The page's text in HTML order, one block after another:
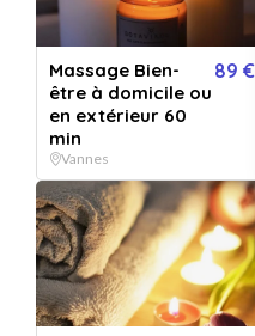
Envoyée par email
immédiatement
45
Ou offrez une carte cadeau
50€ 80€ 120€
Massage Bien-
être à domicile ou
en extérieur 60
min
89 €
Vannes